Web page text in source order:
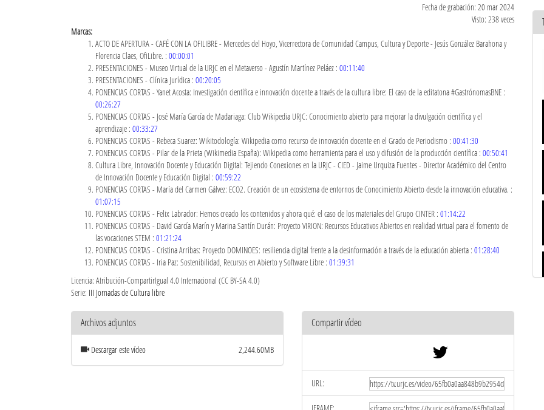
Fecha de grabación: 20 mar 2024
Visto: 238 veces
Marcas:
ACTO DE APERTURA - CAFÉ CON LA OFILIBRE - Mercedes del Hoyo, Vicerrectora de Comunidad Campus, Cultura y Deporte - Jesús González Barahona y
Florencia Claes, OfiLibre. : 00:00:01
PRESENTACIONES - Museo Virtual de la URJC en el Metaverso - Agustín Martínez Peláez : 00:11:40
PRESENTACIONES - Clínica Jurídica : 00:20:05
PONENCIAS CORTAS - Yanet Acosta: Investigación científica e innovación docente a través de la cultura libre: El caso de la editatona #GastrónomasBNE :
00:26:27
PONENCIAS CORTAS - José María García de Madariaga: Club Wikipedia URJC: Conocimiento abierto para mejorar la divulgación científica y el
aprendizaje : 00:33:27
PONENCIAS CORTAS - Rebeca Suarez: Wikitodología: Wikipedia como recurso de innovación docente en el Grado de Periodismo : 00:41:30
PONENCIAS CORTAS - Pilar de la Prieta (Wikimedia España): Wikipedia como herramienta para el uso y difusión de la producción científica : 00:50:41
Cultura Libre, Innovación Docente y Educación Digital: Tejiendo Conexiones en la URJC - CIED - Jaime Urquiza Fuentes - Director Académico del Centro
de Innovación Docente y Educación Digital : 00:59:22
PONENCIAS CORTAS - María del Carmen Gálvez: ECO2. Creación de un ecosistema de entornos de Conocimiento Abierto desde la innovación educativa. :
01:07:15
PONENCIAS CORTAS - Felix Labrador: Hemos creado los contenidos y ahora qué: el caso de los materiales del Grupo CINTER : 01:14:22
PONENCIAS CORTAS - David García Marín y Marina Santín Durán: Proyecto VIRION: Recursos Educativos Abiertos en realidad virtual para el fomento de
las vocaciones STEM : 01:21:24
PONENCIAS CORTAS - Cristina Arribas: Proyecto DOMINOES: resiliencia digital frente a la desinformación a través de la educación abierta : 01:28:40
PONENCIAS CORTAS - Iria Paz: Sostenibilidad, Recursos en Abierto y Software Libre : 01:39:31
Licencia: Atribución-CompartirIgual 4.0 Internacional (CC BY-SA 4.0)
Serie: III Jornadas de Cultura libre
Archivos adjuntos
Descargar este vídeo 2,244.60MB
Compartir vídeo
URL:
IFRAME: